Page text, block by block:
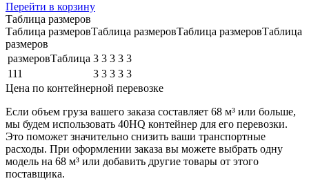
Перейти в корзину
Таблица размеров
Таблица размеровТаблица размеровТаблица размеровТаблица
размеров
размеровТаблица 3 3 3 3 3
111
3 3 3 3 3
Цена по контейнерной перевозке
Если объем груза вашего заказа составляет 68 м³ или больше,
мы будем использовать 40HQ контейнер для его перевозки.
Это поможет значительно снизить ваши транспортные
расходы. При оформлении заказа вы можете выбрать одну
модель на 68 м³ или добавить другие товары от этого
поставщика.